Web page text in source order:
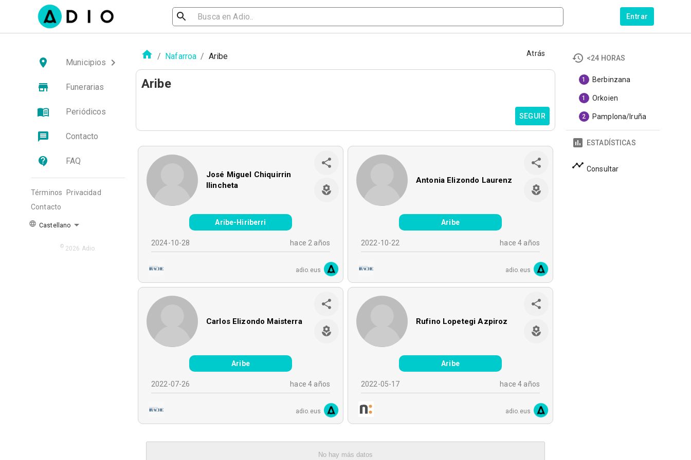
Entrar
Municipios
Funerarias
Periódicos
Contacto
FAQ
Términos
Privacidad
Contacto
Castellano
© 2026 Adio.
/ Nafarroa / Aribe Atrás
Aribe
SEGUIR
José Miguel Chiquirrin
Ilincheta
Aribe-Hiriberri
2024-10-28 hace 2 años
adio.eus
Antonia Elizondo Laurenz
Aribe
2022-10-22 hace 4 años
adio.eus
Carlos Elizondo Maisterra
Aribe
2022-07-26 hace 4 años
adio.eus
Rufino Lopetegi Azpiroz
Aribe
2022-05-17 hace 4 años
adio.eus
No hay más datos
<24 HORAS
1 Berbinzana
1 Orkoien
2 Pamplona/Iruña
ESTADÍSTICAS
Consultar